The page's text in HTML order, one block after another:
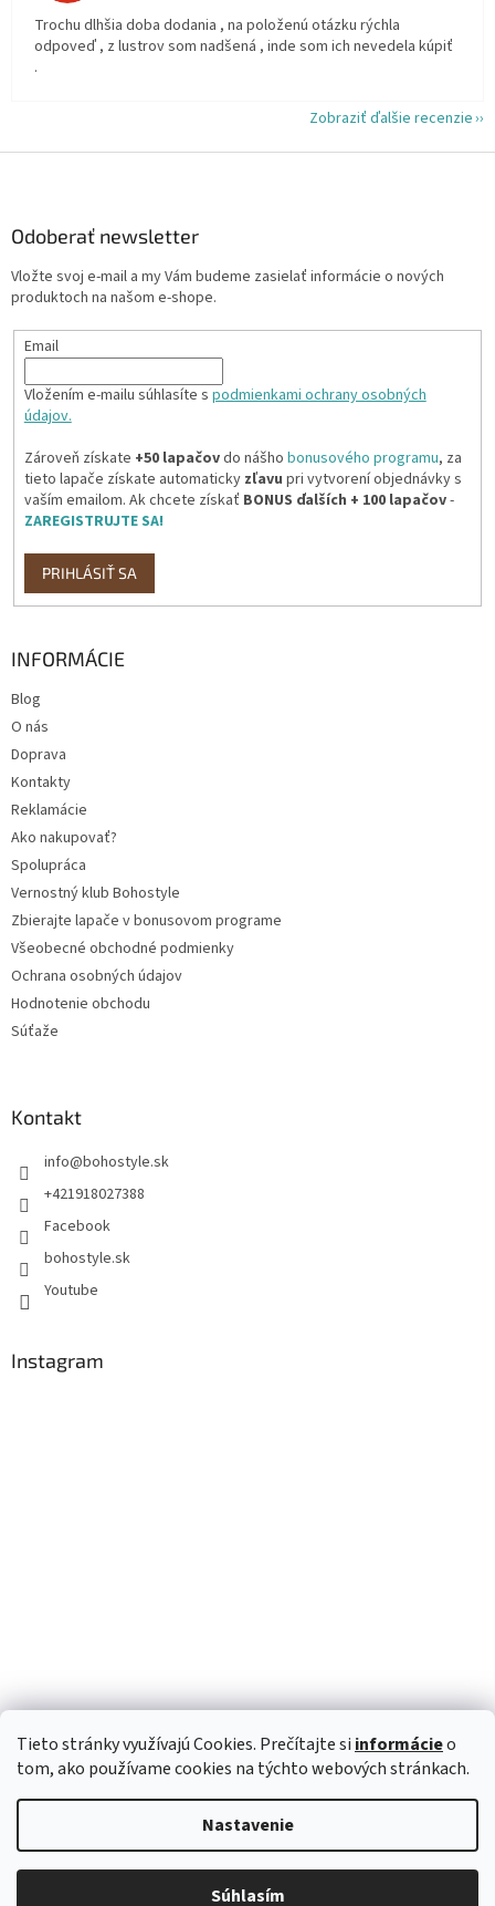
Tieto stránky využívajú Cookies. Prečítajte si informácieo
tom, ako používame cookies na týchto webových stránkach.
Nastavenie
Súhlasím
Trochu dlhšia doba dodania , na položenú otázku rýchla
odpoveď , z lustrov som nadšená , inde som ich nevedela kúpiť
.
Zobraziť ďalšie recenzie
Odoberať newsletter
Vložte svoj e-mail a my Vám budeme zasielať informácie o nových
produktoch na našom e-shope.
Email
Vložením e-mailu súhlasíte s podmienkami ochrany osobných
údajov.
Zároveň získate +50 lapačovdo nášho bonusového programu, za
tieto lapače získate automaticky zľavu pri vytvorení objednávky s
vaším emailom. Ak chcete získať BONUS ďalších + 100 lapačov-
ZAREGISTRUJTE SA!
PRIHLÁSIŤ SA
INFORMÁCIE
Blog
O nás
Doprava
Kontakty
Reklamácie
Ako nakupovať?
Spolupráca
Vernostný klub Bohostyle
Zbierajte lapače v bonusovom programe
Všeobecné obchodné podmienky
Ochrana osobných údajov
Hodnotenie obchodu
Súťaže
Kontakt
info@bohostyle.sk
+421918027388
Facebook
bohostyle.sk
Youtube
Instagram
Sledovať na Instagrame
Vytvoril Shoptet
BOHOSTYLE.sk. Všetky práva vyhradené.